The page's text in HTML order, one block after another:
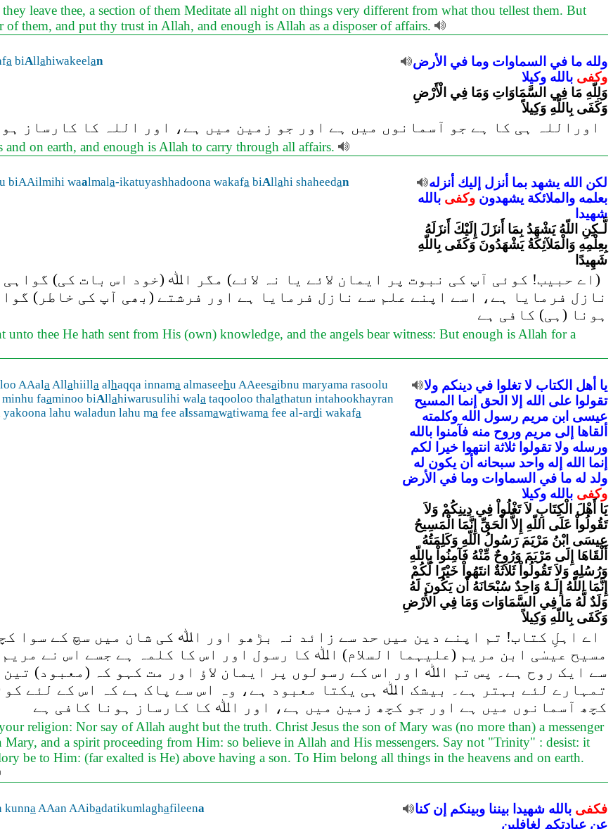
leave thee, a section of them Meditate all night on things very different from what thou tellest them. But
them, and put thy trust in Allah, and enough is Allah as a disposer of affairs.
a biAllahiwakeelan ولله ما في السماوات وما في الأرض
وكفى بالله وكيلا
وَلِلّهِ مَا فِي السَّمَاوَاتِ وَمَا فِي الْأَرْضِ
وَكَفَى بِاللّهِ وَكِيلاً
اوراللہ ہی کا ہے جو آسمانوں میں ہے اور جو زمین میں ہے، اور اللہ کا کارساز
on earth, and enough is Allah to carry through all affairs.
biAAilmihi waalmala-ikatuyashhadoona wakafa biAllahi shaheedan لكن الله يشهد بما أنزل إليك أنزله
بعلمه والملائكة يشهدون وكفى بالله
شهيدا
لَّـكِنِ اللّهُ يَشْهَدُ بِمَا أَنزَلَ إِلَيْكَ أَنزَلَهُ
بِعِلْمِهِ وَالْمَلآئِكَةُ يَشْهَدُونَ وَكَفَى بِاللّهِ
شَهِيدًا
(اے حبیب! کوئی آپ کی نبوت پر ایمان لائے یا نہ لائے) مگر اﷲ (خود اس بات کی)
نازل فرمایا ہے، اسے اپنے علم سے نازل فرمایا ہے اور فرشتے (بھی آپ کی خاطر)
ہونا (ہی) کافی ہے
unto thee He hath sent from His (own) knowledge, and the angels bear witness: But enough is Allah for a
AAalaAllahiilla alhaqqa innama almaseehu AAeesaibnu maryama rasoolu
minhu faaminoo biAllahiwarusulihi wala taqooloo thalathatun intahookhayran
yakoona lahu waladun lahu ma fee alssamawatiwama fee al-ardi wakafa
يا أهل الكتاب لا تغلوا في دينكم ولا
تقولوا على الله إلا الحق إنما المسيح
عيسى ابن مريم رسول الله وكلمته
ألقاها إلى مريم وروح منه فآمنوا بالله
ورسله ولا تقولوا ثلاثة انتهوا خيرا
لكم
إنما الله إله واحد سبحانه أن يكون له
ولد له ما في السماوات وما في الأرض
وكفى بالله وكيلا
يَا أَهْلَ الْكِتَابِ لاَ تَغْلُواْ فِي دِينِكُمْ وَلاَ
تَقُولُواْ عَلَى اللّهِ إِلاَّ الْحَقِّ إِنَّمَا الْمَسِيحُ
عِيسَى ابْنُ مَرْيَمَ رَسُولُ اللّهِ وَكَلِمَتُهُ
أَلْقَاهَا إِلَى مَرْيَمَ وَرُوحٌ مِّنْهُ فَآمِنُواْ بِاللّهِ
وَرُسُلِهِ وَلاَ تَقُولُواْ ثَلاَثَةٌ انتَهُواْ خَيْرًا لَّكُمْ
إِنَّمَا اللّهُ إِلَـهٌ وَاحِدٌ سُبْحَانَهُ أَن يَكُونَ لَهُ
وَلَدٌ لَّهُ مَا فِي السَّمَاوَات وَمَا فِي الأَرْضِ
وَكَفَى بِاللّهِ وَكِيلاً
اے اہلِ کتاب! تم اپنے دین میں حد سے زائد نہ بڑھو اور اﷲ کی شان میں سچ کے سوا
مسیح عیسٰی ابن مریم (علیہما السلام) اﷲ کا رسول اور اس کا کلمہ ہے جسے اس نے
سے ایک روح ہے۔ پس تم اﷲ اور اس کے رسولوں پر ایمان لاؤ اور مت کہو کہ (معبود)
تمہارے لئے بہتر ہے۔ بیشک اﷲ ہی یکتا معبود ہے، وہ اس سے پاک ہے کہ اس کے لئے
کچھ آسمانوں میں ہے اور جو کچھ زمین میں ہے، اور اﷲ کا کارساز ہونا کافی ہے
religion: Nor say of Allah aught but the truth. Christ Jesus the son of Mary was (no more than) a messenger
and a spirit proceeding from Him: so believe in Allah and His messengers. Say not "Trinity" : desist: it
be to Him: (far exalted is He) above having a son. To Him belong all things in the heavens and on earth.
kunnaAAan AAibadatikumlaghafileena فكفى بالله شهيدا بيننا وبينكم إن كنا
عن عبادتكم لغافلين